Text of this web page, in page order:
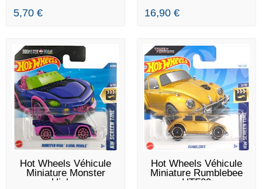
5,70 € 16,90 €
EN STOCK
Hot Wheels Véhicule
Miniature Monster
High...
EN STOCK
Hot Wheels Véhicule
Miniature Rumblebee
HTF09